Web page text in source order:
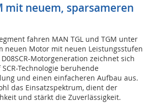
mit neuem, sparsameren
fahren MAN TGL und TGM unter
neuen Motor mit neuen Leistungsstufen
Motorgeneration zeichnet sich
Technologie beruhende
und einen einfacheren Aufbau aus.
das Einsatzspektrum, dient der
und stärkt die Zuverlässigkeit.